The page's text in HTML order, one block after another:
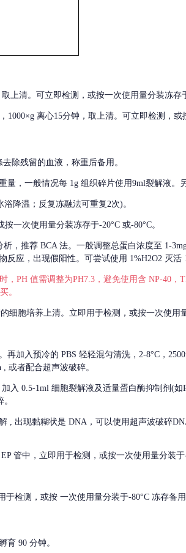
上清。可立即检测，或按一次使用量分装冻存于
1000×g 离心15分钟，取上清。可立即检测，
除残留的血液，称重后备用。
量，一般情况每 1g 组织碎片使用9ml裂解液。
降温；反复冻融法可重复2次)。
一次使用量分装冻存于-20°C 或-80°C。
析，推荐 BCA 法。一般调整总蛋白浓度至 1-
应，出现假阳性。可尝试使用 1%H2O2 灭活
，PH 值需调整为PH7.3，避免使用含 NP-40
。
细胞培养上清。立即用于检测，或按一次使用
再加入预冷的 PBS 轻轻混匀清洗，2-8°C，
或者配合超声波破碎。
加入 0.5-1ml 细胞裂解液及适量蛋白酶抑制剂(
, 出现黏糊状是 DNA，可以使用超声波破碎
管中，立即用于检测，或按一次使用量分装于-
检测，或按 一次使用量分装于-80°C 冻存备用
育 90 分钟。